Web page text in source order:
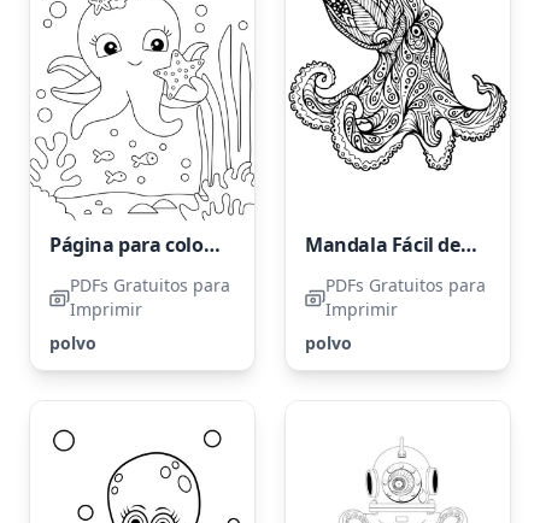
Página para colorir de polvo com estrela-do-mar
PDFs Gratuitos para
Imprimir
polvo
Mandala Fácil de Polvo
PDFs Gratuitos para
Imprimir
polvo